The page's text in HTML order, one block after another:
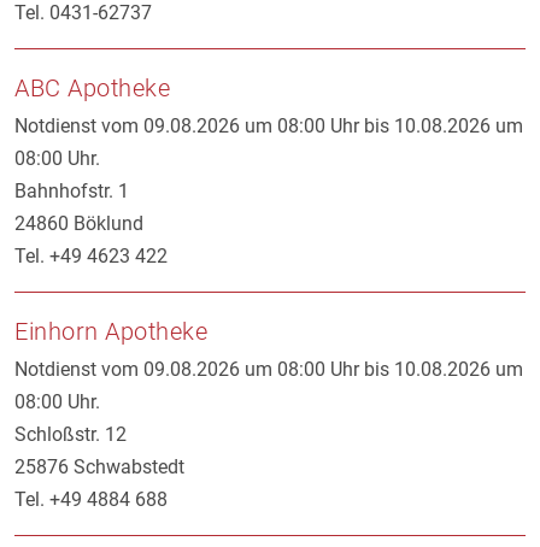
Tel. 0431-62737
ABC Apotheke
Notdienst vom 09.08.2026 um 08:00 Uhr bis 10.08.2026 um
08:00 Uhr.
Bahnhofstr. 1
24860 Böklund
Tel. +49 4623 422
Einhorn Apotheke
Notdienst vom 09.08.2026 um 08:00 Uhr bis 10.08.2026 um
08:00 Uhr.
Schloßstr. 12
25876 Schwabstedt
Tel. +49 4884 688